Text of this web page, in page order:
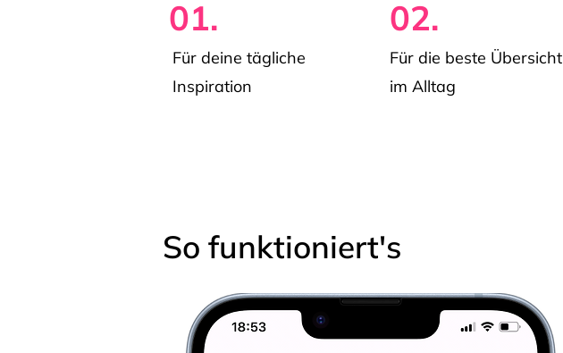
01.
Für deine tägliche
Inspiration
02.
Für die beste Übersicht
im Alltag
So funktioniert's